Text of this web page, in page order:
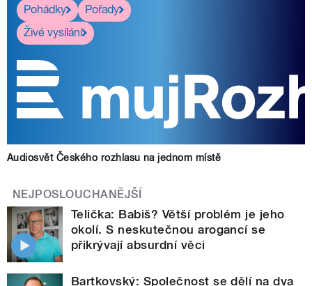
Pohádky
Pořady
Živé vysílání
Audiosvět Českého rozhlasu na jednom místě
NEJPOSLOUCHANĚJŠÍ
Telička: Babiš? Větší problém je jeho
okolí. S neskutečnou arogancí se
přikrývají absurdní věci
Bartkovský: Společnost se dělí na dva